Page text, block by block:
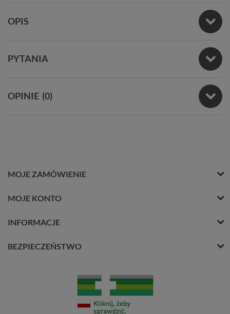
OPIS
PYTANIA
OPINIE (0)
MOJE ZAMÓWIENIE
MOJE KONTO
INFORMACJE
BEZPIECZEŃSTWO